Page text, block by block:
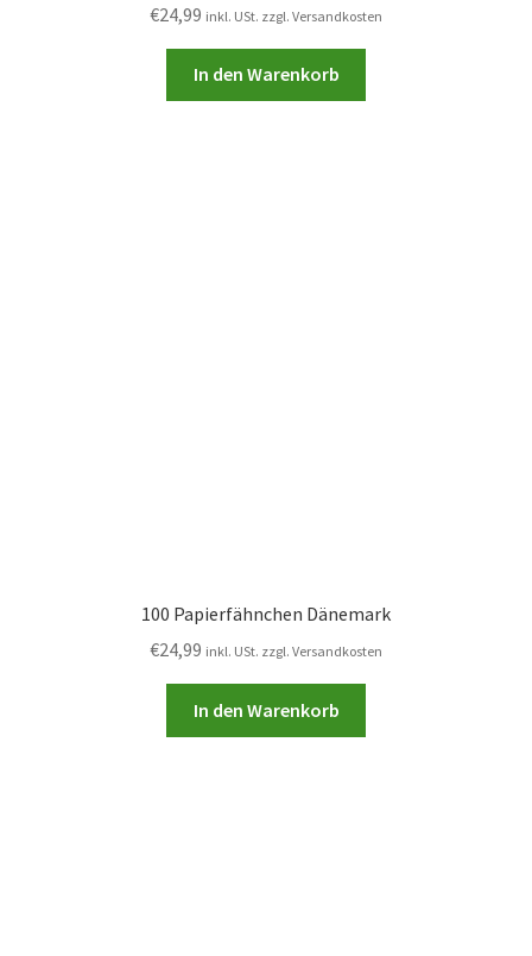
€24,99 inkl. USt. zzgl. Versandkosten
In den Warenkorb
100 Papierfähnchen Dänemark
€24,99 inkl. USt. zzgl. Versandkosten
In den Warenkorb